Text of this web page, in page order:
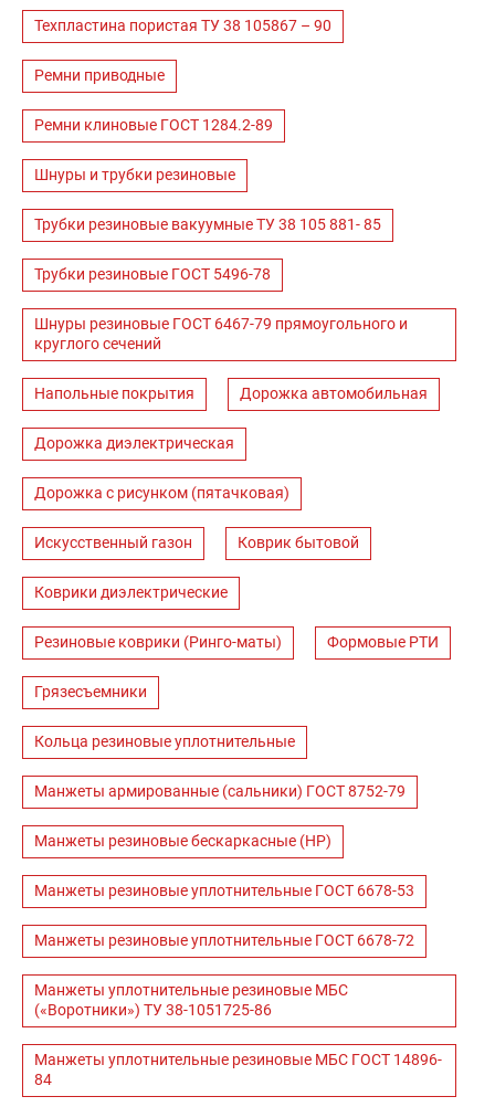
Техпластина пористая ТУ 38 105867 – 90
Ремни приводные
Ремни клиновые ГОСТ 1284.2-89
Шнуры и трубки резиновые
Трубки резиновые вакуумные ТУ 38 105 881- 85
Трубки резиновые ГОСТ 5496-78
Шнуры резиновые ГОСТ 6467-79 прямоугольного и
круглого сечений
Напольные покрытия Дорожка автомобильная
Дорожка диэлектрическая
Дорожка с рисунком (пятачковая)
Искусственный газон Коврик бытовой
Коврики диэлектрические
Резиновые коврики (Ринго-маты) Формовые РТИ
Грязесъемники
Кольца резиновые уплотнительные
Манжеты армированные (сальники) ГОСТ 8752-79
Манжеты резиновые бескаркасные (НР)
Манжеты резиновые уплотнительные ГОСТ 6678-53
Манжеты резиновые уплотнительные ГОСТ 6678-72
Манжеты уплотнительные резиновые МБС
(«Воротники») ТУ 38-1051725-86
Манжеты уплотнительные резиновые МБС ГОСТ 14896-
84